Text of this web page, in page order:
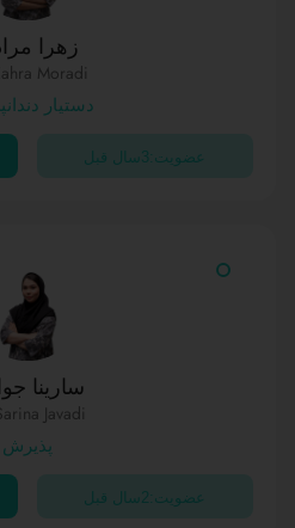
زهرا
Moradi
دستیار
عضویت:3سال قبل
سارینا
Javadi
پذیرش
عضویت:2سال قبل